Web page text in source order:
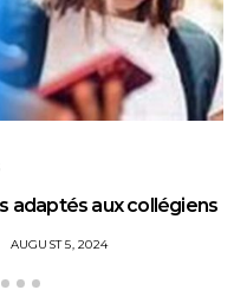
adaptés aux collégiens
AUGUST 5, 2024